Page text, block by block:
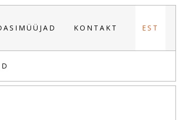
EST
KONTAKT